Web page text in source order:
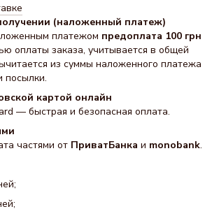
(наложенный платеж)
платежом предоплата 100 грн
оплаты заказа, учитывается в общей
из суммы наложенного платежа
посылки.
картой онлайн
— быстрая и безопасная оплата.
частями от ПриватБанка и monobank.